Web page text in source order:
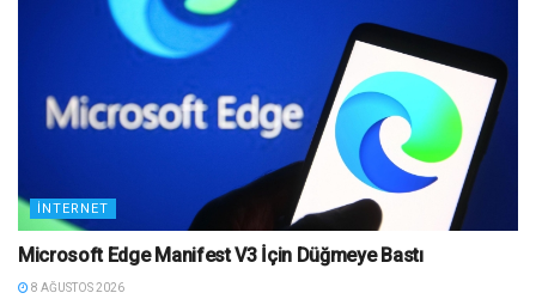
İNTERNET
Microsoft Edge Manifest V3 İçin Düğmeye Bastı
8 AĞUSTOS 2026